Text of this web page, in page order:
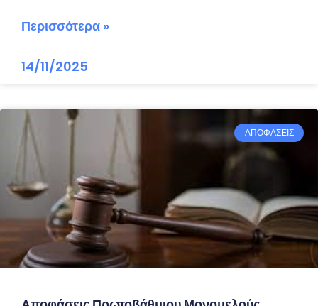
Περισσότερα »
14/11/2025
ΑΠΟΦΑΣΕΙΣ